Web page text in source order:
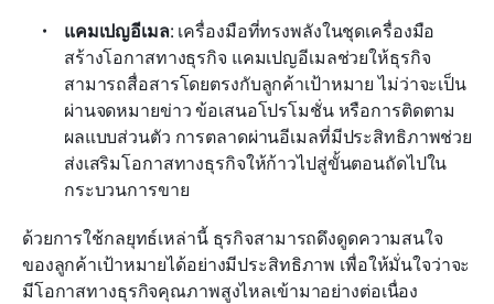
แคมเปญอีเมล: เครื่องมือที่ทรงพลังในชุดเครื่องมือ
สร้างโอกาสทางธุรกิจ แคมเปญอีเมลช่วยให้ธุรกิจ
สามารถสื่อสารโดยตรงกับลูกค้าเป้าหมาย ไม่ว่าจะเป็น
ผ่านจดหมายข่าว ข้อเสนอโปรโมชั่น หรือการติดตาม
ผลแบบส่วนตัว การตลาดผ่านอีเมลที่มีประสิทธิภาพช่วย
ส่งเสริมโอกาสทางธุรกิจให้ก้าวไปสู่ขั้นตอนถัดไปใน
กระบวนการขาย
ด้วยการใช้กลยุทธ์เหล่านี้ ธุรกิจสามารถดึงดูดความสนใจ
ของลูกค้าเป้าหมายได้อย่างมีประสิทธิภาพ เพื่อให้มั่นใจว่าจะ
มีโอกาสทางธุรกิจคุณภาพสูงไหลเข้ามาอย่างต่อเนื่อง